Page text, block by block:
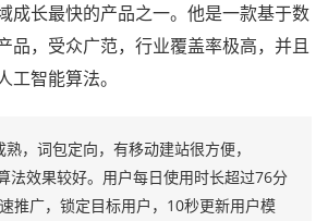
成长最快的产品之一。他是一款基于数
品，受众广范，行业覆盖率极高，并且
工智能算法。
熟，词包定向，有移动建站很方便，
法效果较好。用户每日使用时长超过76分
推广，锁定目标用户，10秒更新用户模